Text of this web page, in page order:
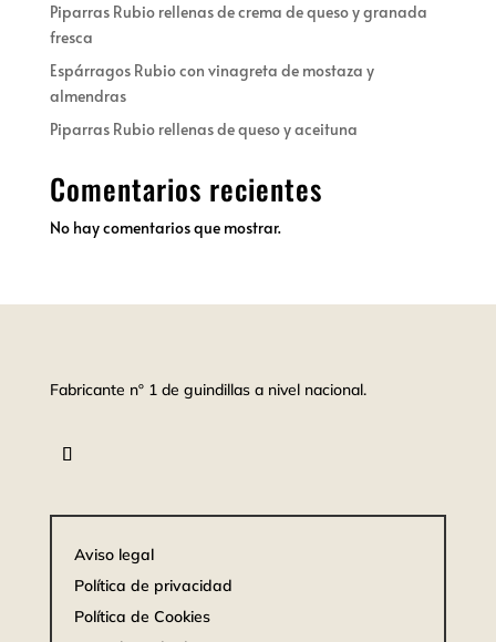
Piparras Rubio rellenas de crema de queso y granada
fresca
Espárragos Rubio con vinagreta de mostaza y
almendras
Piparras Rubio rellenas de queso y aceituna
Comentarios recientes
No hay comentarios que mostrar.
Fabricante nº 1 de guindillas a nivel nacional.
Aviso legal
Política de privacidad
Política de Cookies